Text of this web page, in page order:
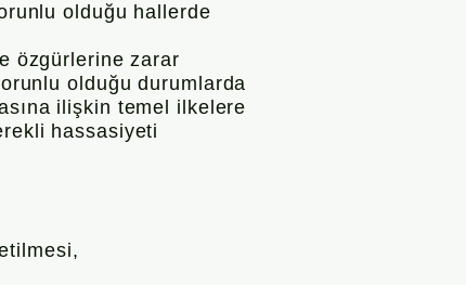
olduğu hallerde
özgürlerine zarar
olduğu durumlarda
ilişkin temel ilkelere
hassasiyeti